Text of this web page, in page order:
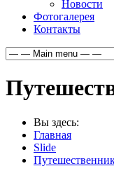
Новости
Фотогалерея
Контакты
Вы здесь:
Главная
Slide